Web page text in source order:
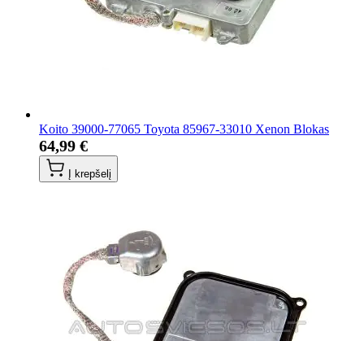
Koito 39000-77065 Toyota 85967-33010 Xenon Blokas
64,99 €
Į krepšelį